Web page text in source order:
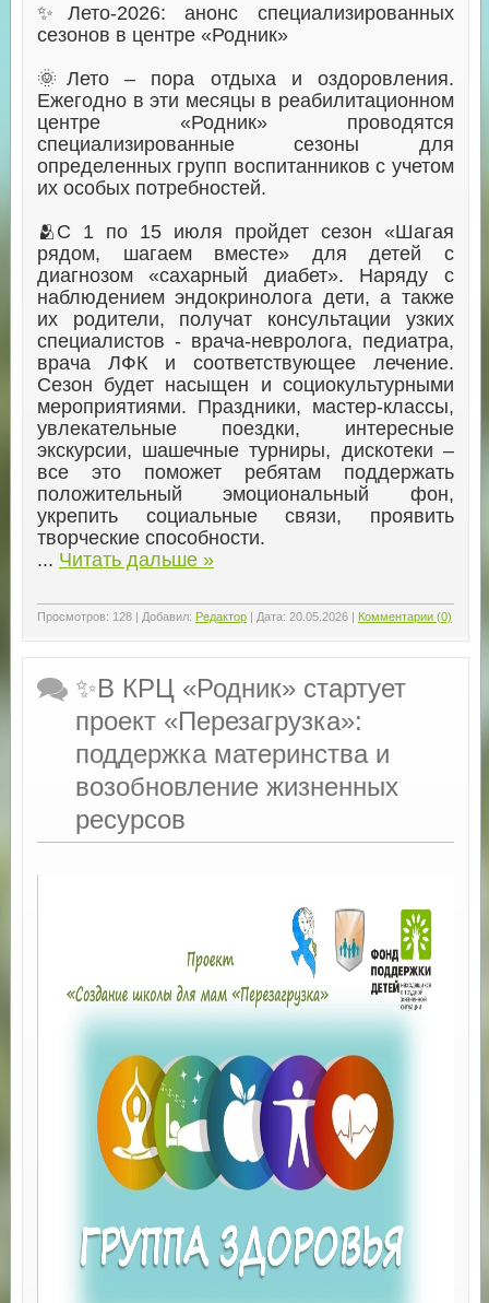
✨Лето-2026: анонс специализированных
сезонов в центре «Родник»
🌞Лето – пора отдыха и оздоровления.
Ежегодно в эти месяцы в реабилитационном
центре «Родник» проводятся
специализированные сезоны для
определенных групп воспитанников с учетом
их особых потребностей.
🫂С 1 по 15 июля пройдет сезон «Шагая
рядом, шагаем вместе» для детей с
диагнозом «сахарный диабет». Наряду с
наблюдением эндокринолога дети, а также
их родители, получат консультации узких
специалистов - врача-невролога, педиатра,
врача ЛФК и соответствующее лечение.
Сезон будет насыщен и социокультурными
мероприятиями. Праздники, мастер-классы,
увлекательные поездки, интересные
экскурсии, шашечные турниры, дискотеки –
все это поможет ребятам поддержать
положительный эмоциональный фон,
укрепить социальные связи, проявить
творческие способности.
... Читать дальше »
Просмотров: 128| Добавил: Редактор| Дата: 20.05.2026 | Комментарии (0)
✨В КРЦ «Родник» стартует
проект «Перезагрузка»:
поддержка материнства и
возобновление жизненных
ресурсов